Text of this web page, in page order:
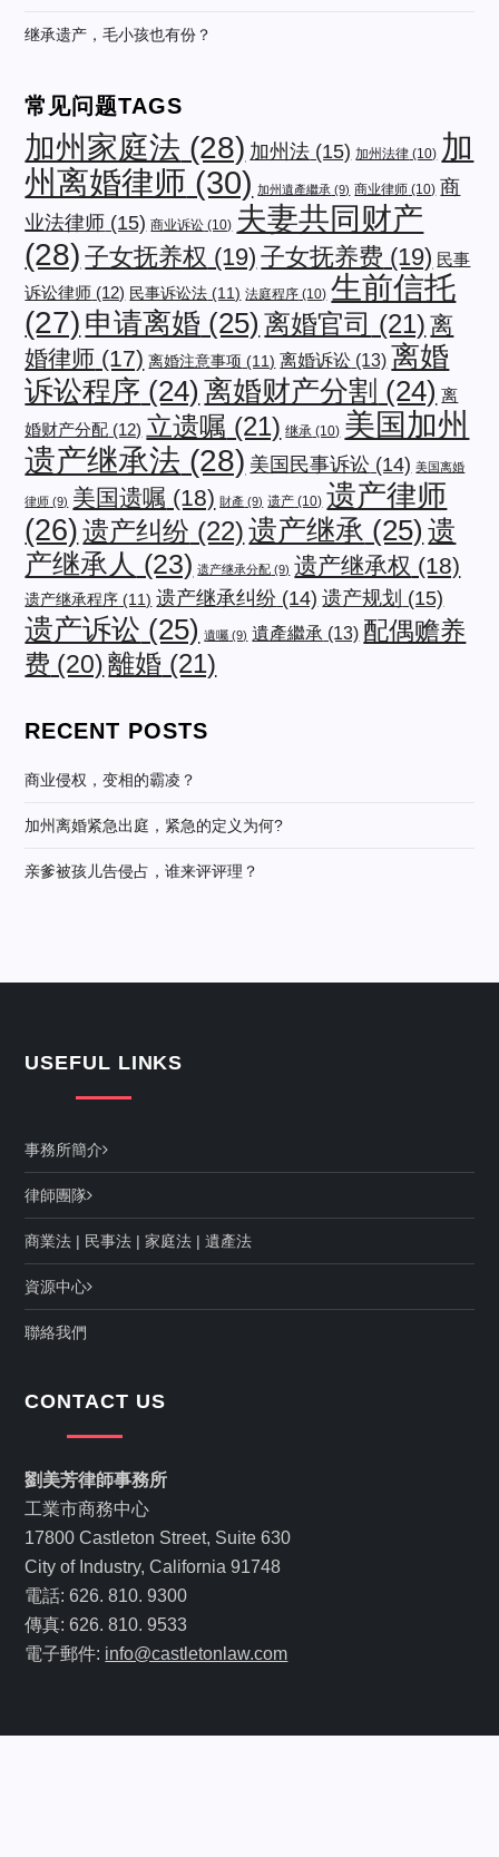
继承遗产，毛小孩也有份？
常见问题TAGS
加州家庭法 (28) 加州法 (15) 加州法律 (10) 加
州离婚律师 (30) 加州遺產繼承 (9) 商业律师 (10) 商
业法律师 (15) 商业诉讼 (10) 夫妻共同财产
(28) 子女抚养权 (19) 子女抚养费 (19) 民事
诉讼律师 (12) 民事诉讼法 (11) 法庭程序 (10) 生前信托
(27) 申请离婚 (25) 离婚官司 (21) 离
婚律师 (17) 离婚注意事项 (11) 离婚诉讼 (13) 离婚
诉讼程序 (24) 离婚财产分割 (24) 离
婚财产分配 (12) 立遗嘱 (21) 继承 (10) 美国加州
遗产继承法 (28) 美国民事诉讼 (14) 美国离婚
律师 (9) 美国遗嘱 (18) 財產 (9) 遗产 (10) 遗产律师
(26) 遗产纠纷 (22) 遗产继承 (25) 遗
产继承人 (23) 遗产继承分配 (9) 遗产继承权 (18)
遗产继承程序 (11) 遗产继承纠纷 (14) 遗产规划 (15)
遗产诉讼 (25) 遺囑 (9) 遺產繼承 (13) 配偶赡养
费 (20) 離婚 (21)
RECENT POSTS
商业侵权，变相的霸凌？
加州离婚紧急出庭，紧急的定义为何?
亲爹被孩儿告侵占，谁来评评理？
USEFUL LINKS
事務所簡介
律師團隊
商業法 | 民事法 |家庭法 |遺產法
資源中心
聯絡我們
CONTACT US
劉美芳律師事務所
工業市商務中心
17800 Castleton Street, Suite 630
City of Industry, California 91748
電話: 626. 810. 9300
傳真: 626. 810. 9533
電子郵件: info@castletonlaw.com